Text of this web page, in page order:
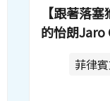
【跟著落
的怡朗
菲律